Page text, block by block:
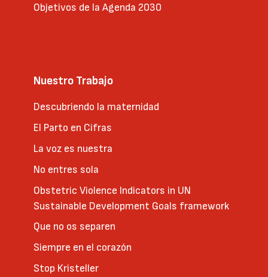
Objetivos de la Agenda 2030
Nuestro Trabajo
Descubriendo la maternidad
El Parto en Cifras
La voz es nuestra
No entres sola
Obstetric Violence Indicators in UN
Sustainable Development Goals framework
Que no os separen
Siempre en el corazón
Stop Kristeller